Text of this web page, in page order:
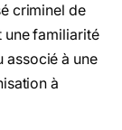
criminel de
une familiarité
associé à une
à